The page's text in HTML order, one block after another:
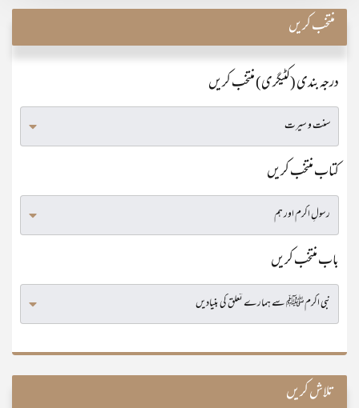
منتخب کریں
درجہ بندی (کٹیگری) منتخب کریں
کتاب منتخب کریں
باب منتخب کریں
تلاش کریں